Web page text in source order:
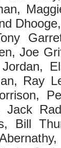
Joe
Ray
Jack
Bill